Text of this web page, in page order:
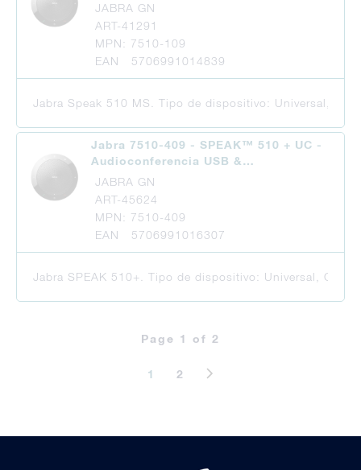
JABRA GN
ART-41291
MPN: 7510-109
EAN 5706991014839
Jabra Speak 510 MS. Tipo de dispositivo: Universal,
Jabra 7510-409 - SPEAK™ 510 + UC -
Audioconferencia USB &…
JABRA GN
ART-45624
MPN: 7510-409
EAN 5706991016307
Jabra SPEAK 510+. Tipo de dispositivo: Universal,
Page 1 of 2
1 2